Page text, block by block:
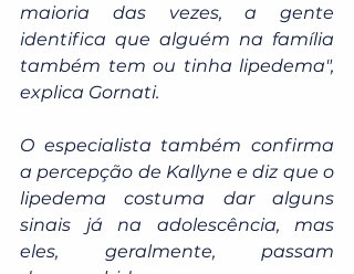
maioria das vezes, a gente
identifica que alguém na família
também tem ou tinha lipedema",
explica Gornati.
O especialista também confirma
a percepção de Kallyne e diz que o
lipedema costuma dar alguns
sinais já na adolescência, mas
eles, geralmente, passam